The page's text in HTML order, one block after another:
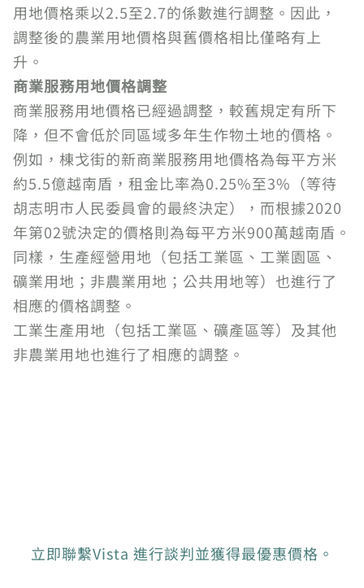
用地價格乘以2.5至2.7的係數進行調整。因此，
調整後的農業用地價格與舊價格相比僅略有上
升。
商業服務用地價格調整
商業服務用地價格已經過調整，較舊規定有所下
降，但不會低於同區域多年生作物土地的價格。
例如，棟戈街的新商業服務用地價格為每平方米
約5.5億越南盾，租金比率為0.25%至3%（等待
胡志明市人民委員會的最終決定），而根據2020
年第02號決定的價格則為每平方米900萬越南盾。
同樣，生產經營用地（包括工業區、工業園區、
礦業用地；非農業用地；公共用地等）也進行了
相應的價格調整。
工業生產用地（包括工業區、礦產區等）及其他
非農業用地也進行了相應的調整。
立即聯繫Vista 進行談判並獲得最優惠價格。